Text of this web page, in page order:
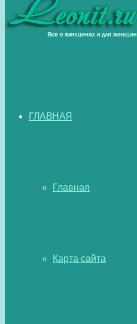
ГЛАВНАЯ
Главная
Карта сайта